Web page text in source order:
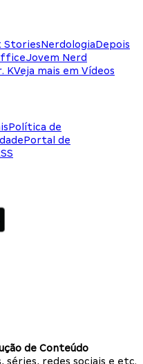
StoriesNerdologiaDepois
Jovem Nerd
KVeja mais em Vídeos
Política de
Portal de
de Conteúdo
séries, redes sociais e etc.